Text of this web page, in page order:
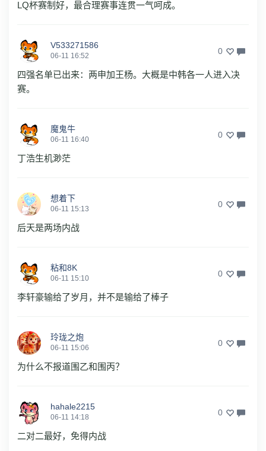
LQ杯赛制好，最合理赛事连贯一气呵成。
V533271586
06-11 16:52 0
四强名单已出来：两申加王杨。大概是中韩各一人进入决
赛。
魔鬼牛
06-11 16:40 0
丁浩生机渺茫
想着下
06-11 15:13 0
后天是两场内战
粘和8K
06-11 15:10 0
李轩豪输给了岁月，并不是输给了棒子
玲珑之炮
06-11 15:06 0
为什么不报道围乙和围丙？
hahale2215
06-11 14:18 0
二对二最好，免得内战